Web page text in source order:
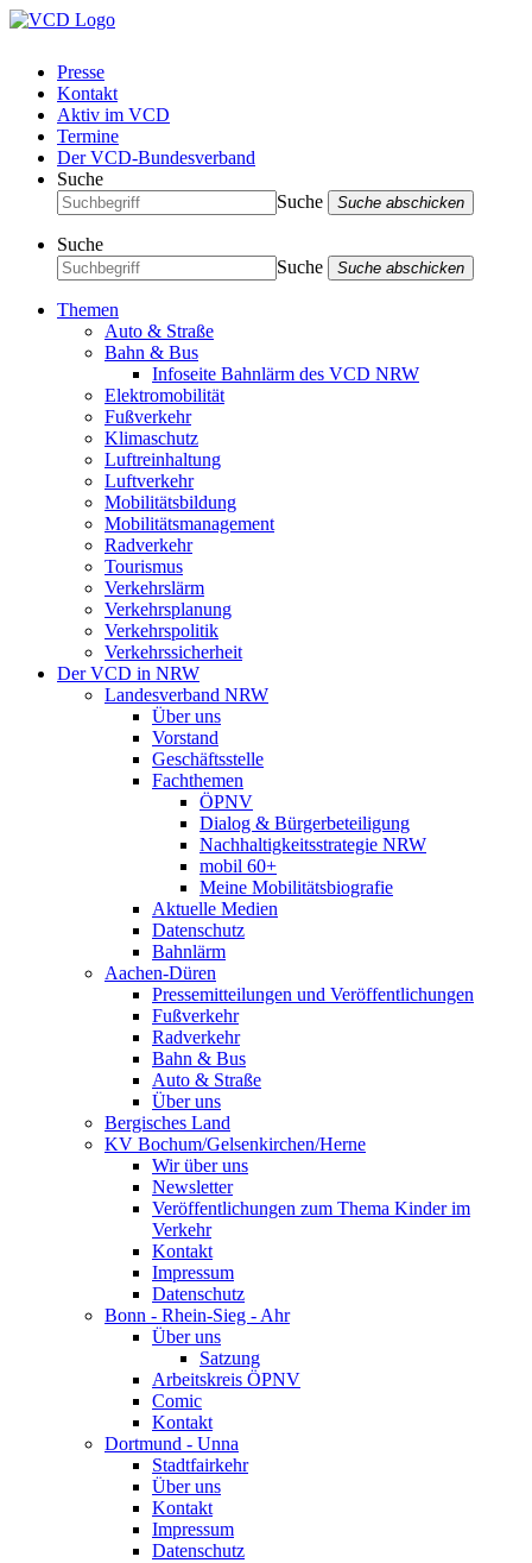
Presse
Kontakt
Aktiv im VCD
Termine
Der VCD-Bundesverband
Suche
Suche
Suche abschicken
Suche
Suche
Suche abschicken
Themen
Auto & Straße
Bahn & Bus
Infoseite Bahnlärm des VCD NRW
Elektromobilität
Fußverkehr
Klimaschutz
Luftreinhaltung
Luftverkehr
Mobilitätsbildung
Mobilitätsmanagement
Radverkehr
Tourismus
Verkehrslärm
Verkehrsplanung
Verkehrspolitik
Verkehrssicherheit
Der VCD in NRW
Landesverband NRW
Über uns
Vorstand
Geschäftsstelle
Fachthemen
ÖPNV
Dialog & Bürgerbeteiligung
Nachhaltigkeitsstrategie NRW
mobil 60+
Meine Mobilitätsbiografie
Aktuelle Medien
Datenschutz
Bahnlärm
Aachen-Düren
Pressemitteilungen und Veröffentlichungen
Fußverkehr
Radverkehr
Bahn & Bus
Auto & Straße
Über uns
Bergisches Land
KV Bochum/Gelsenkirchen/Herne
Wir über uns
Newsletter
Veröffentlichungen zum Thema Kinder im
Verkehr
Kontakt
Impressum
Datenschutz
Bonn - Rhein-Sieg - Ahr
Über uns
Satzung
Arbeitskreis ÖPNV
Comic
Kontakt
Dortmund - Unna
Stadtfairkehr
Über uns
Kontakt
Impressum
Datenschutz